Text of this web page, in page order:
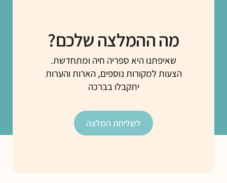
מה ההמלצה שלכם?
שאיפתנו היא ספריה חיה ומתחדשת.
הצעות למקורות נוספים, הארות והערות
יתקבלו בברכה
לשליחת המלצה